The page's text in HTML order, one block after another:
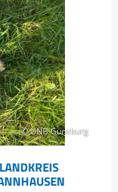
© UNB Günzburg